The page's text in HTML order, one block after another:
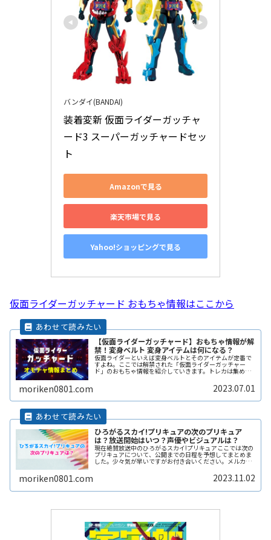
バンダイ(BANDAI)
装着変新 仮面ライダーガッチャ
ード3 スーパーガッチャードセッ
ト
Amazonで見る
楽天市場で見る
Yahoo!ショッピングで見る
仮面ライダーガッチャード おもちゃ情報はここから
【仮面ライダーガッチャード】おもちゃ情報が解
禁！変身ベルト 変身アイテムは何になる？
仮面ライダーといえば変身ベルトとそのアイテムが定番で
すよね。ここでは解禁された「仮面ライダーガッチャー
ド」のおもちゃ情報を紹介していきます。トレカは集めた
しょね。⇒2枚のカードで「変身」！ReadMore...
moriken0801.com 2023.07.01
ひろがるスカイ!プリキュアの次のプリキュア
は？放送開始はいつ？声優やビジュアルは？
現在絶賛放送中のひろがるスカイ!プリキュアここでは次の
プリキュアについて、公開までの日程を予想してまとめま
した。少々気が早いですがお付き合いください。メルカリ
でプリキュアグッズを検索する(function(b,c,f,g,a,d,e)
moriken0801.com 2023.11.02